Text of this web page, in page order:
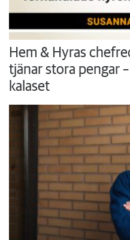
Hem & Hyras
tjänar stora pengar
kalaset